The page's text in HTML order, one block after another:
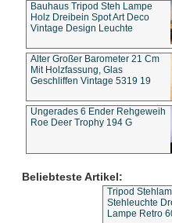
Bauhaus Tripod Steh Lampe
Holz Dreibein Spot Art Deco
Vintage Design Leuchte
Alter Großer Barometer 21 Cm
Mit Holzfassung, Glas
Geschliffen Vintage 5319 19
Ungerades 6 Ender Rehgeweih
Roe Deer Trophy 194 G
Beliebteste Artikel:
Tripod
Stehleuchte
Lampe Retro